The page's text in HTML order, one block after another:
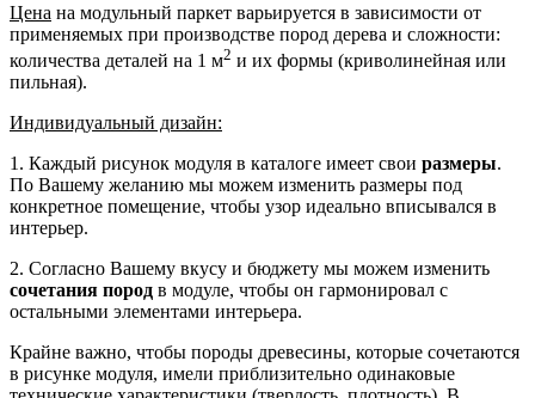
Цена на модульный паркет варьируется в зависимости от
применяемых при производстве пород дерева и сложности:
количества деталей на 1 м2 и их формы (криволинейная или
пильная).
Индивидуальный дизайн:
1. Каждый рисунок модуля в каталоге имеет свои размеры.
По Вашему желанию мы можем изменить размеры под
конкретное помещение, чтобы узор идеально вписывался в
интерьер.
2. Согласно Вашему вкусу и бюджету мы можем изменить
сочетания пород в модуле, чтобы он гармонировал с
остальными элементами интерьера.
Крайне важно, чтобы породы древесины, которые сочетаются
в рисунке модуля, имели приблизительно одинаковые